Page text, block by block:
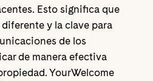
Esto significa que
y la clave para
de los
de manera efectiva
YourWelcome